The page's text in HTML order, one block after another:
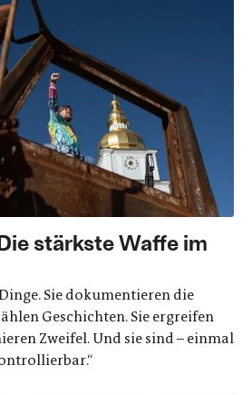
stärkste Waffe im
Sie dokumentieren die
Geschichten. Sie ergreifen
Zweifel. Und sie sind – einmal